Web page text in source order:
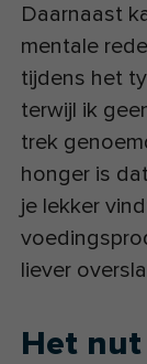
Daarnaast
mentale
tijdens het
terwijl ik
trek
honger is
je lekker
liever
Het